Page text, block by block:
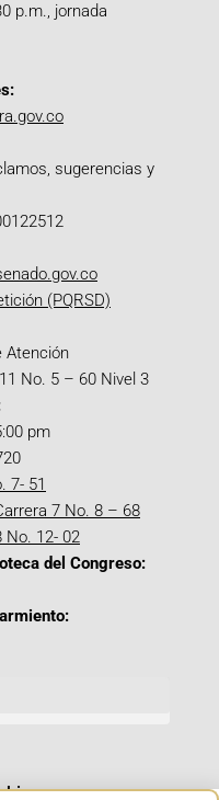
p.m., jornada
sugerencias y
(PQRSD)
Atención
No. 5 – 60 Nivel 3
pm
7- 51
7 No. 8 – 68
No. 12- 02
del Congreso: